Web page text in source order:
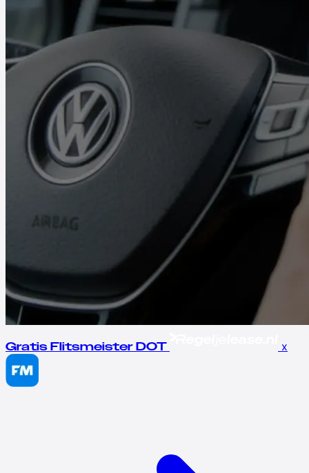
Gratis Flitsmeister DOT x